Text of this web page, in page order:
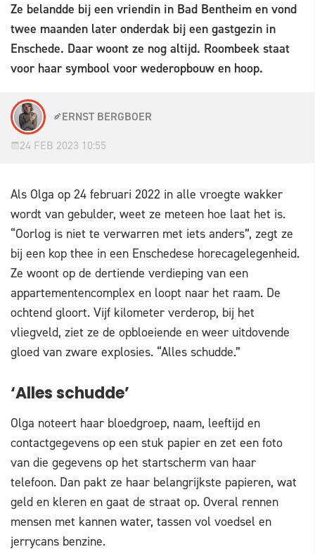
Ze belandde bij een vriendin in Bad Bentheim en vond
twee maanden later onderdak bij een gastgezin in
Enschede. Daar woont ze nog altijd. Roombeek staat
voor haar symbool voor wederopbouw en hoop.
ERNST BERGBOER
24 FEB 2023 10:55
Als Olga op 24 februari 2022 in alle vroegte wakker
wordt van gebulder, weet ze meteen hoe laat het is.
“Oorlog is niet te verwarren met iets anders”, zegt ze
bij een kop thee in een Enschedese horecagelegenheid.
Ze woont op de dertiende verdieping van een
appartementencomplex en loopt naar het raam. De
ochtend gloort. Vijf kilometer verderop, bij het
vliegveld, ziet ze de opbloeiende en weer uitdovende
gloed van zware explosies. “Alles schudde.”
‘Alles schudde’
Olga noteert haar bloedgroep, naam, leeftijd en
contactgegevens op een stuk papier en zet een foto
van die gegevens op het startscherm van haar
telefoon. Dan pakt ze haar belangrijkste papieren, wat
geld en kleren en gaat de straat op. Overal rennen
mensen met kannen water, tassen vol voedsel en
jerrycans benzine.